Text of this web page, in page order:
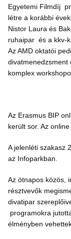
Egyetemi Filmdíj
létre a korábbi
Nistor Laura és
ruhaipar és a kkv-
Az AMD oktatói
divatmenedzsment
komplex
Az Erasmus BIP
került sor. Az
A jelenléti szakasz
az Infoparkban.
Az ötnapos közös,
résztvevők
divatipar
programokra
élményben